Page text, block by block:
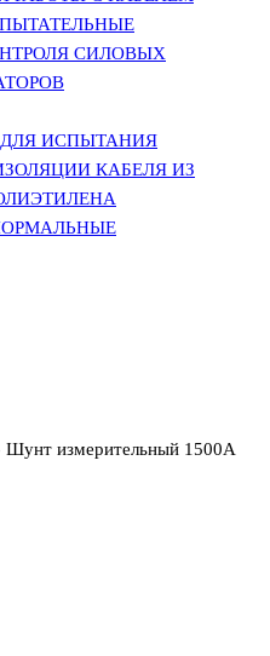
СИЛОВЫХ
ИСПЫТАНИЯ
КАБЕЛЯ ИЗ
Шунт измерительный 1500А